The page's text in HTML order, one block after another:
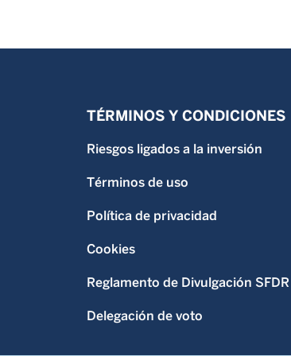
TÉRMINOS Y CONDICIONES
Riesgos ligados a la inversión
Términos de uso
Política de privacidad
Cookies
Reglamento de Divulgación SFDR
Delegación de voto